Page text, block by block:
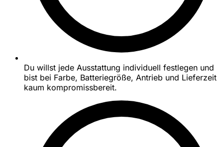
Du willst jede Ausstattung individuell festlegen und
bist bei Farbe, Batteriegröße, Antrieb und Lieferzeit
kaum kompromissbereit.